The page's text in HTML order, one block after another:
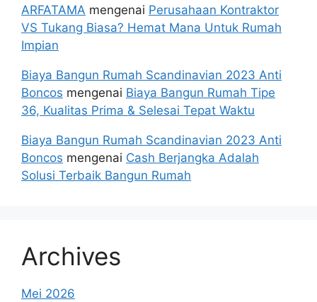
ARFATAMA mengenai Perusahaan Kontraktor
VS Tukang Biasa? Hemat Mana Untuk Rumah
Impian
Biaya Bangun Rumah Scandinavian 2023 Anti
Boncos mengenai Biaya Bangun Rumah Tipe
36, Kualitas Prima & Selesai Tepat Waktu
Biaya Bangun Rumah Scandinavian 2023 Anti
Boncos mengenai Cash Berjangka Adalah
Solusi Terbaik Bangun Rumah
Archives
Mei 2026